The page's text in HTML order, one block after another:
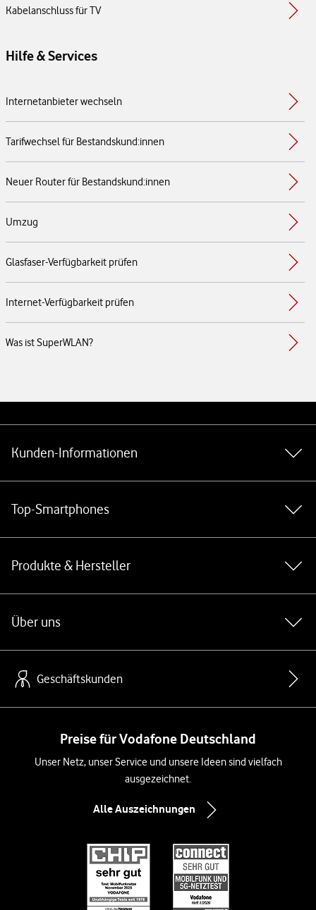
Kabelanschluss für TV
Hilfe & Services
Internetanbieter wechseln
Tarifwechsel für Bestandskund:innen
Neuer Router für Bestandskund:innen
Umzug
Glasfaser-Verfügbarkeit prüfen
Internet-Verfügbarkeit prüfen
Was ist SuperWLAN?
Kunden-Informationen
Top-Smartphones
Produkte & Hersteller
Über uns
Geschäftskunden
Preise für Vodafone Deutschland
Unser Netz, unser Service und unsere Ideen sind vielfach
ausgezeichnet.
Alle Auszeichnungen